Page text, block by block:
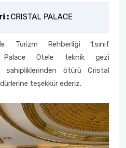
: CRISTAL PALACE
Turizm Rehberliği 1.sınıf
Palace Otele teknik gezi
sahipliklerinden ötürü Cristal
teşekkür ederiz.